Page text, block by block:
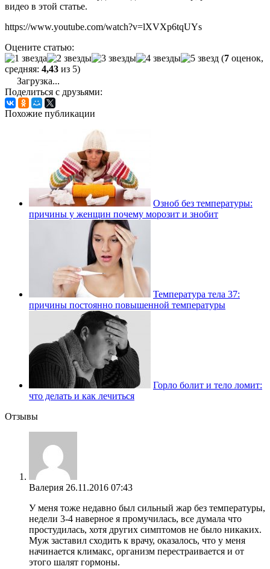
видео в этой статье.
https://www.youtube.com/watch?v=lXVXp6tqUYs
Оцените статью:
(7 оценок,
средняя: 4,43 из 5)
Загрузка...
Поделиться с друзьями:
Похожие публикации
Озноб без температуры:
причины у женщин почему морозит и знобит
Температура тела 37:
причины постоянно повышенной температуры
Горло болит и тело ломит:
что делать и как лечиться
Отзывы
Валерия 26.11.2016 07:43
У меня тоже недавно был сильный жар без температуры,
недели 3-4 наверное я промучилась, все думала что
простудилась, хотя других симптомов не было никаких.
Муж заставил сходить к врачу, оказалось, что у меня
начинается климакс, организм перестраивается и от
этого шалят гормоны.